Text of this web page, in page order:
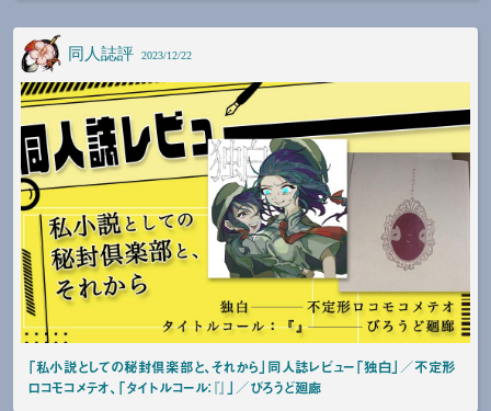
同人誌評 2023/12/22
「私小説としての秘封倶楽部と、それから」同人誌レビュー「独白」／不定形
ロコモコメテオ、「タイトルコール：『』」／びろうど廻廊